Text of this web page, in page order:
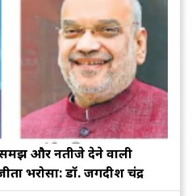
समझ और नतीजे देने वाली
भरोसा: डॉ. जगदीश चंद्र